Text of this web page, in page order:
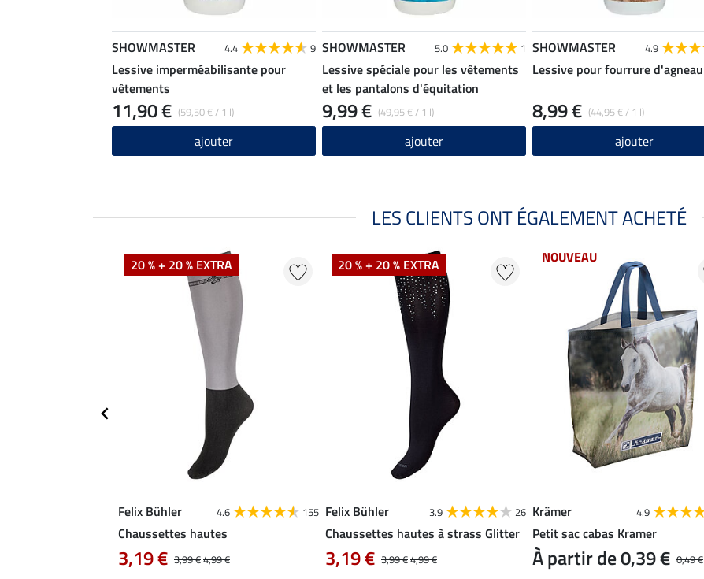
SHOWMASTER 4.4 9
Lessive imperméabilisante pour
vêtements
(59,50 € / 1 l)
11,90 €
ajouter
SHOWMASTER 5.0 1
Lessive spéciale pour les vêtements
et les pantalons d'équitation
(49,95 € / 1 l)
9,99 €
ajouter
SHOWMASTER 4.9
Lessive pour fourrure d'agneau
(44,95 € / 1 l)
8,99 €
ajouter
LES CLIENTS ONT ÉGALEMENT ACHETÉ
20 % + 20 % EXTRA
Felix Bühler 4.6 155
Chaussettes hautes
3,99 €4,99 €
3,19 €
20 % + 20 % EXTRA
Felix Bühler 3.9 26
Chaussettes hautes à strass Glitter
3,99 €4,99 €
3,19 €
NOUVEAU
Krämer 4.9
Petit sac cabas Kramer
0,49 €
À partir de 0,39 €